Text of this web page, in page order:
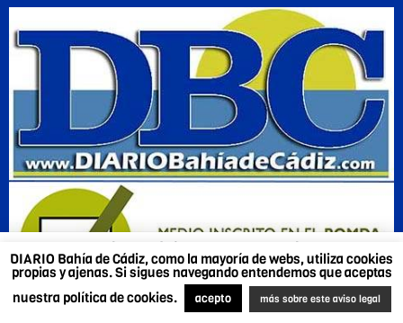
DIARIO Bahía de Cádiz, como la mayoría de webs, utiliza cookies
propias y ajenas. Si sigues navegando entendemos que aceptas
nuestra política de cookies.
acepto más sobre este aviso legal
DIARIO Bahía de Cádiz, como la mayoría de webs,
utiliza cookies propias y ajenas. Si sigues navegando
entendemos que aceptas nuestra política de cookies.
Más sobre este aviso legal
Acepto